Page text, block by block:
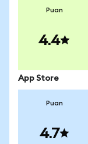
Puan
4.4
App Store
Puan
4.7